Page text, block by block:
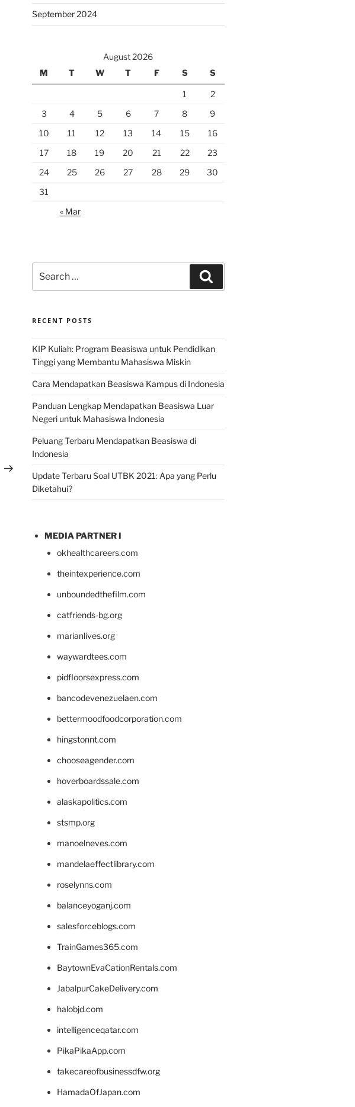
September 2024
August 2026
M
T W T F S S
1
2
3
4 5 6 7 8
9
10
11 12 13 14 15
16
17
18 19 20 21 22
23
24
25 26 27 28 29
30
31
« Mar
for:
RECENT POSTS
KIP Kuliah: Program Beasiswa untuk Pendidikan
Tinggi yang Membantu Mahasiswa Miskin
Cara Mendapatkan Beasiswa Kampus di Indonesia
Panduan Lengkap Mendapatkan Beasiswa Luar
Negeri untuk Mahasiswa Indonesia
Peluang Terbaru Mendapatkan Beasiswa di
Indonesia
Update Terbaru Soal UTBK 2021: Apa yang Perlu
Diketahui?
MEDIA PARTNER I
okhealthcareers.com
theintexperience.com
unboundedthefilm.com
catfriends-bg.org
marianlives.org
waywardtees.com
pidfloorsexpress.com
bancodevenezuelaen.com
bettermoodfoodcorporation.com
hingstonnt.com
chooseagender.com
hoverboardssale.com
alaskapolitics.com
stsmp.org
manoelneves.com
mandelaeffectlibrary.com
roselynns.com
balanceyoganj.com
salesforceblogs.com
TrainGames365.com
BaytownEvaCationRentals.com
JabalpurCakeDelivery.com
halobjd.com
intelligenceqatar.com
PikaPikaApp.com
takecareofbusinessdfw.org
HamadaOfJapan.com